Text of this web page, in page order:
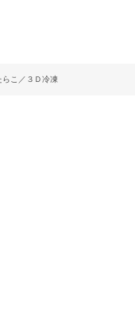
らこ／３Ｄ冷凍